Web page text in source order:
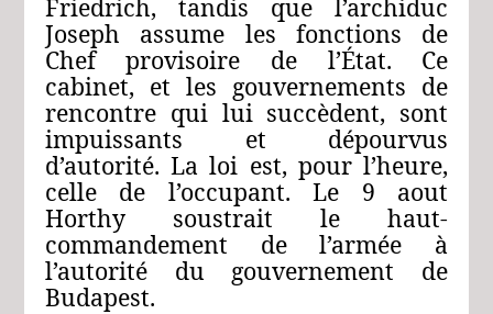
Friedrich, tandis que l’archiduc
Joseph assume les fonctions de
Chef provisoire de l’État. Ce
cabinet, et les gouvernements de
rencontre qui lui succèdent, sont
impuissants et dépourvus
d’autorité. La loi est, pour l’heure,
celle de l’occupant. Le 9 aout
Horthy soustrait le haut-
commandement de l’armée à
l’autorité du gouvernement de
Budapest.